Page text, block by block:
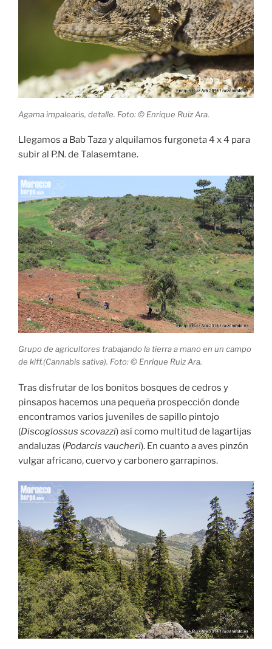
Agama impalearis, detalle. Foto: © Enrique Ruiz Ara.
Llegamos a Bab Taza y alquilamos furgoneta 4 x 4 para
subir al P.N. de Talasemtane.
Grupo de agricultores trabajando la tierra a mano en un campo
de kiff.(Cannabis sativa). Foto: © Enrique Ruiz Ara.
Tras disfrutar de los bonitos bosques de cedros y
pinsapos hacemos una pequeña prospección donde
encontramos varios juveniles de sapillo pintojo
(Discoglossus scovazzi) así como multitud de lagartijas
andaluzas (Podarcis vaucheri). En cuanto a aves pinzón
vulgar africano, cuervo y carbonero garrapinos.